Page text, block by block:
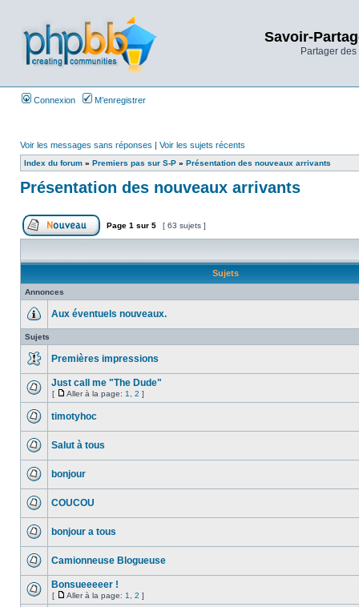
Savoir-
Partager
Connexion M’enregistrer
Voir les messages sans réponses | Voir les sujets récents
Index du forum » Premiers pas sur S-P » Présentation des nouveaux arrivants
Présentation des nouveaux arrivants
Page 1 sur 5 [ 63 sujets ]
Sujets
Annonces
Aux éventuels nouveaux.
Sujets
Premières impressions
Just call me "The Dude"
[ Aller à la page: 1 2 ]
timotyhoc
Salut à tous
bonjour
COUCOU
bonjour a tous
Camionneuse Blogueuse
Bonsueeeeer !
[ Aller à la page: 1 2 ]